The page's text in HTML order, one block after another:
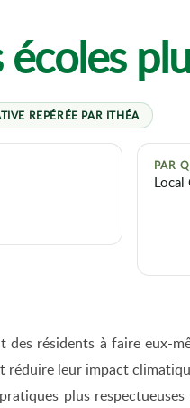
écoles
PAR
Local
des résidents à faire
leur impact
plus